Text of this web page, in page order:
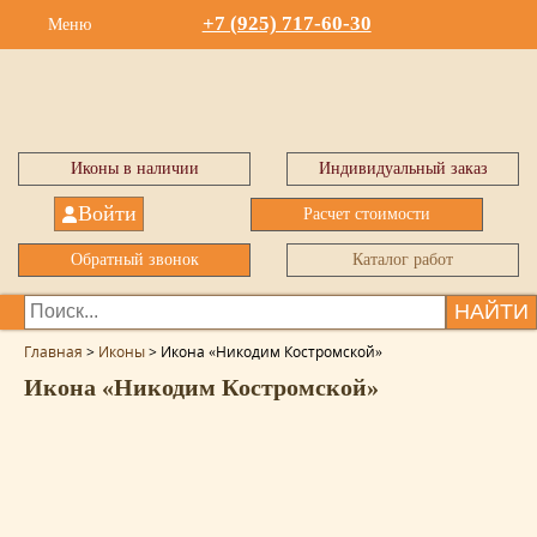
Меню +7 (925) 717-60-30
Иконы в наличии Индивидуальный заказ
Войти Расчет стоимости
Обратный звонок Каталог работ
НАЙТИ
Главная > Иконы> Икона «Никодим Костромской»
Икона «Никодим Костромской»